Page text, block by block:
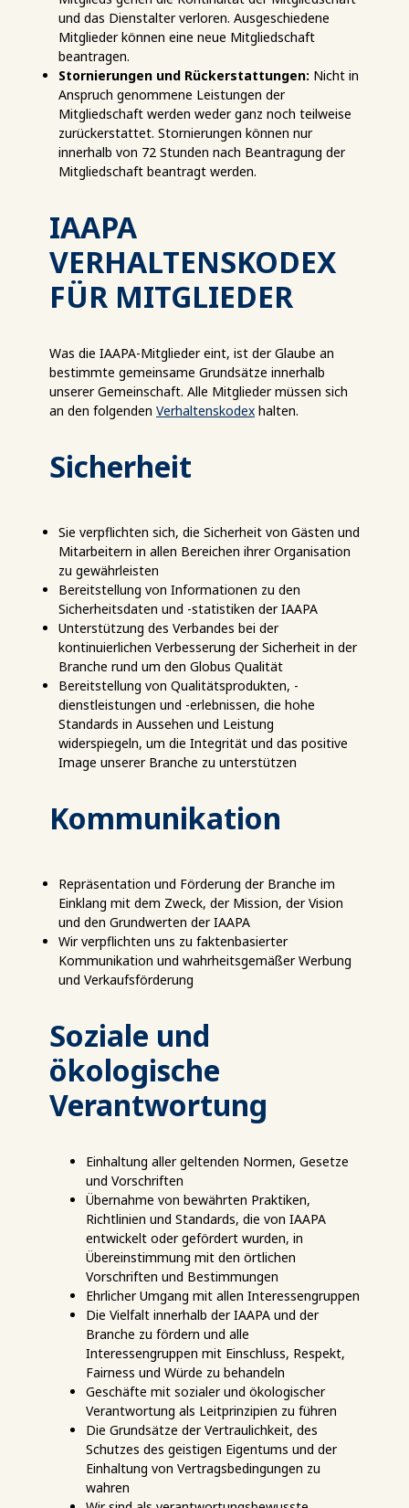
und das Dienstalter verloren. Ausgeschiedene
Mitglieder können eine neue Mitgliedschaft
beantragen.
Stornierungen und Rückerstattungen: Nicht in
Anspruch genommene Leistungen der
Mitgliedschaft werden weder ganz noch teilweise
zurückerstattet. Stornierungen können nur
innerhalb von 72 Stunden nach Beantragung der
Mitgliedschaft beantragt werden.
IAAPA
VERHALTENSKODEX
FÜR MITGLIEDER
Was die IAAPA-Mitglieder eint, ist der Glaube an
bestimmte gemeinsame Grundsätze innerhalb
unserer Gemeinschaft. Alle Mitglieder müssen sich
an den folgenden Verhaltenskodex halten.
Sicherheit
Sie verpflichten sich, die Sicherheit von Gästen und
Mitarbeitern in allen Bereichen ihrer Organisation
zu gewährleisten
Bereitstellung von Informationen zu den
Sicherheitsdaten und -statistiken der IAAPA
Unterstützung des Verbandes bei der
kontinuierlichen Verbesserung der Sicherheit in der
Branche rund um den Globus Qualität
Bereitstellung von Qualitätsprodukten, -
dienstleistungen und -erlebnissen, die hohe
Standards in Aussehen und Leistung
widerspiegeln, um die Integrität und das positive
Image unserer Branche zu unterstützen
Kommunikation
Repräsentation und Förderung der Branche im
Einklang mit dem Zweck, der Mission, der Vision
und den Grundwerten der IAAPA
Wir verpflichten uns zu faktenbasierter
Kommunikation und wahrheitsgemäßer Werbung
und Verkaufsförderung
Soziale und
ökologische
Verantwortung
Einhaltung aller geltenden Normen, Gesetze
und Vorschriften
Übernahme von bewährten Praktiken,
Richtlinien und Standards, die von IAAPA
entwickelt oder gefördert wurden, in
Übereinstimmung mit den örtlichen
Vorschriften und Bestimmungen
Ehrlicher Umgang mit allen Interessengruppen
Die Vielfalt innerhalb der IAAPA und der
Branche zu fördern und alle
Interessengruppen mit Einschluss, Respekt,
Fairness und Würde zu behandeln
Geschäfte mit sozialer und ökologischer
Verantwortung als Leitprinzipien zu führen
Die Grundsätze der Vertraulichkeit, des
Schutzes des geistigen Eigentums und der
Einhaltung von Vertragsbedingungen zu
wahren